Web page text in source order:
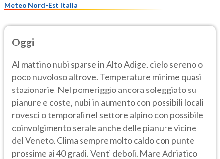
Meteo Nord-Est Italia
Oggi
Al mattino nubi sparse in Alto Adige, cielo sereno o
poco nuvoloso altrove. Temperature minime quasi
stazionarie. Nel pomeriggio ancora soleggiato su
pianure e coste, nubi in aumento con possibili locali
rovesci o temporali nel settore alpino con possibile
coinvolgimento serale anche delle pianure vicine
del Veneto. Clima sempre molto caldo con punte
prossime ai 40 gradi. Venti deboli. Mare Adriatico